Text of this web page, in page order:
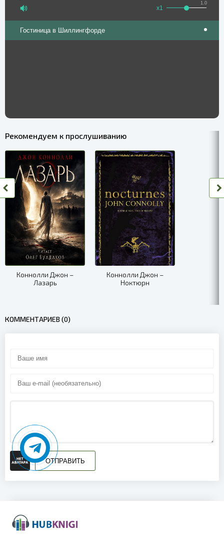
1.0
x1
Гостиница в Шиллингфорде
Рекомендуем к прослушиванию
Коннолли Джон –
Лазарь
Коннолли Джон –
Ноктюрн
КОММЕНТАРИЕВ (0)
ОТПРАВИТЬ